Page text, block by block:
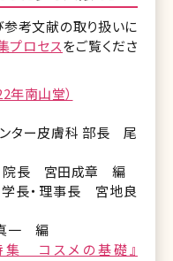
考文献の取り扱いに
プロセスをご覧くださ
年南山堂）
ンター皮膚科 部長 尾
院長 宮田成章 編
長・理事長 宮地良
一 編
コスメの基礎』